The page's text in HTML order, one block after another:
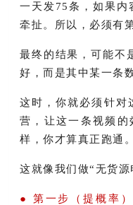
一天发75条，如果内
牵扯。所以，必须
最终的结果，可能不
好，而是其中某一条
这时，你就必须针对
营，让这一条视频的
样，你才算真正跑通。
这就像我们做“无货源
● 第一步（提概率）